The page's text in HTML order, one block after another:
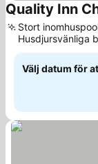
Quality Inn
Stort
Husdjursvänliga
Välj datum för